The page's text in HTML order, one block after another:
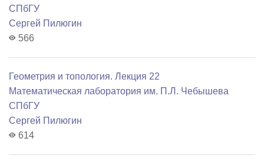
СПбГУ
Сергей Пилюгин
566
Геометрия и топология. Лекция 22
Математичеcкая лаборатория им. П.Л. Чебышева
СПбГУ
Сергей Пилюгин
614